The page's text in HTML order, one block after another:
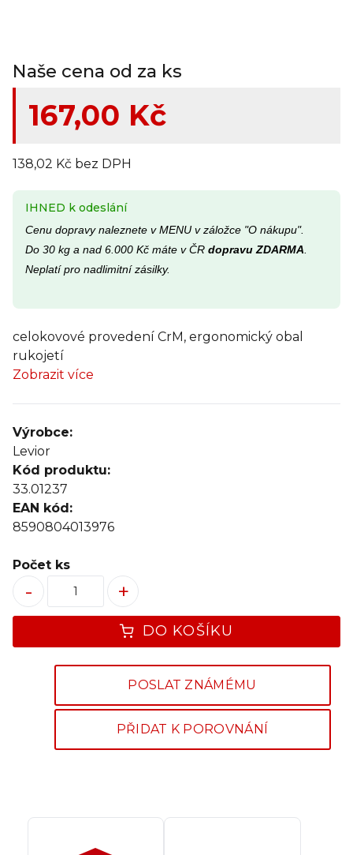
Naše cena od za ks
167,00 Kč
138,02 Kč bez DPH
IHNED k odeslání
Cenu dopravy naleznete v MENU v záložce "O nákupu".
Do 30 kg a nad 6.000 Kč máte v ČR dopravu ZDARMA
Neplatí pro nadlimitní zásilky.
celokovové provedení CrM, ergonomický obal
rukojetí
Zobrazit více
Výrobce:
Levior
Kód produktu:
33.01237
EAN kód:
8590804013976
DO KOŠÍKU
Počet ks
+
-
POSLAT ZNÁMÉMU
PŘIDAT K POROVNÁNÍ